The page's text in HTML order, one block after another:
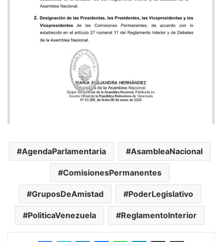
AgendaParlamentaria AsambleaNacional
ComisionesPermanentes
GruposDeAmistad PoderLegislativo
PoliticaVenezuela ReglamentoInterior